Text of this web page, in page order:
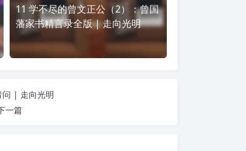
11 学不尽的曾文正公（2）：曾国
藩家书精言录全版 | 走向光明
问 | 走向光明
一篇